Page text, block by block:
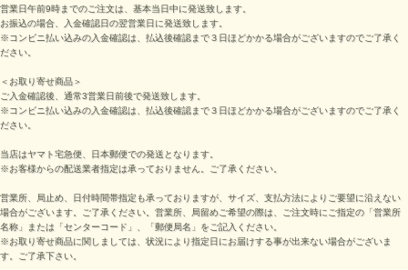
営業日午前9時までのご注文は、基本当日中に発送致します。
お振込の場合、入金確認日の翌営業日に発送致します。
※コンビニ払い込みの入金確認は、払込後確認まで３日ほどかかる場合がございますのでご了承く
ださい。
＜お取り寄せ商品＞
ご入金確認後、通常3営業日前後で発送致します。
※コンビニ払い込みの入金確認は、払込後確認まで３日ほどかかる場合がございますのでご了承く
ださい。
当店はヤマト宅急便、日本郵便での発送となります。
※お客様からの配送業者指定は承っておりません。ご了承ください。
営業所、局止め、日付時間帯指定も承っておりますが、サイズ、支払方法によりご要望に沿えない
場合がございます。ご了承ください。営業所、局留めご希望の際は、ご注文時にご指定の「営業所
名称」または「センターコード」、「郵便局名」をご記入ください。
※お取り寄せ商品に関しましては、状況により指定日にお届けする事が出来ない場合がございま
す。ご了承下さい。